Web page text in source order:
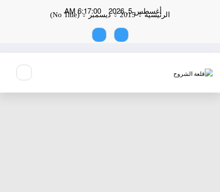
أغسطس 5, 2026 6:17:00 AM الرئيسية 2015 ديسمبر (No Title)